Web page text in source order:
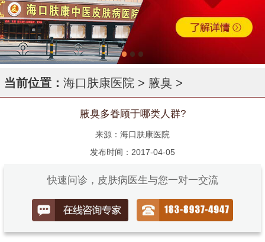
当前位置： 海口肤康医院 > 腋臭 >
腋臭多眷顾于哪类人群?
来源：海口肤康医院
发布时间：2017-04-05
快速问诊，皮肤病医生与您一对一交流